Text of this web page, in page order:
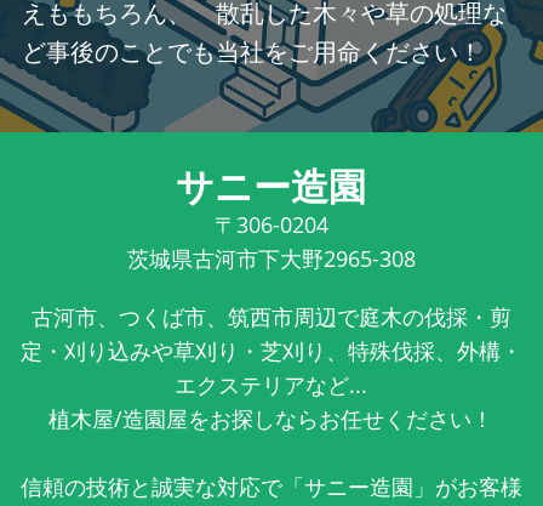
えももちろん、 散乱した木々や草の処理な
ど事後のことでも当社をご用命ください！
サニー造園
〒306-0204
茨城県古河市下大野2965-308
古河市、つくば市、筑西市周辺で庭木の伐採・剪
定・刈り込みや草刈り・芝刈り、特殊伐採、外構・
エクステリアなど...
植木屋/造園屋をお探しならお任せください！
信頼の技術と誠実な対応で「サニー造園」がお客様